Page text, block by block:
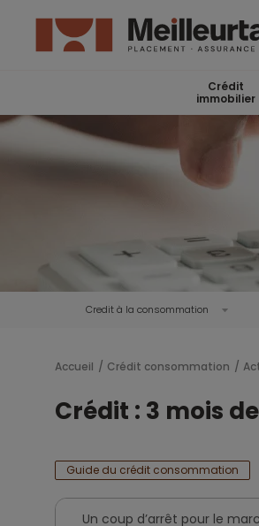
Crédit
immobilier
Credit à la consommation
Accueil Crédit consommation
Crédit : 3 mois
Guide du crédit consommation
Un coup d’arrêt pour le